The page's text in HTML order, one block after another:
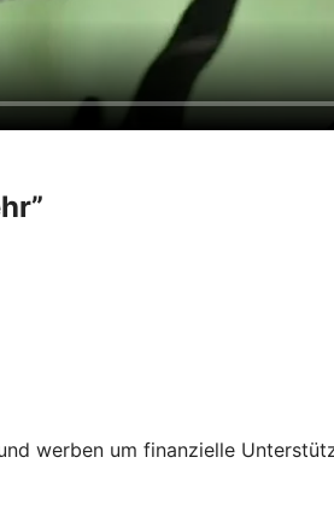
werben um finanzielle